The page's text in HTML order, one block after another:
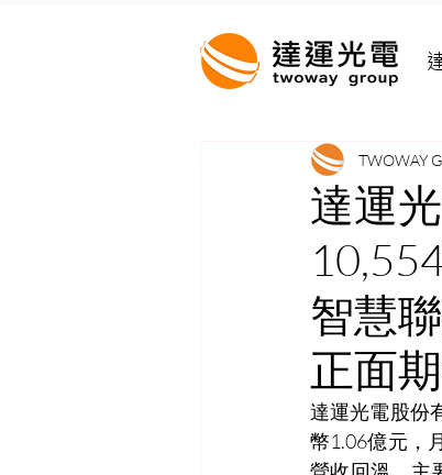
達運
智慧
正面
TWOWAY
達運光電股份
幣1.06億元，